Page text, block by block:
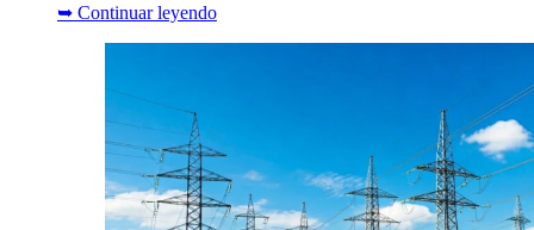
➥ Continuar leyendo